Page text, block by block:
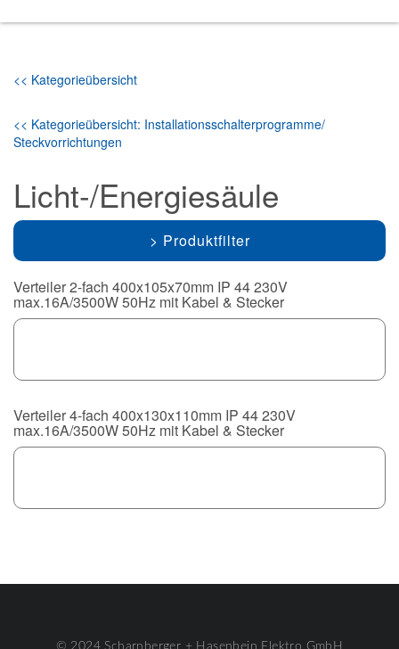
<< Kategorieübersicht
<< Kategorieübersicht: Installationsschalterprogramme/
Steckvorrichtungen
Licht-/Energiesäule
Produktfilter
Verteiler 2-fach 400x105x70mm IP 44 230V
max.16A/3500W 50Hz mit Kabel & Stecker
Verteiler 4-fach 400x130x110mm IP 44 230V
max.16A/3500W 50Hz mit Kabel & Stecker
© 2024 Scharnberger + Hasenbein Elektro GmbH